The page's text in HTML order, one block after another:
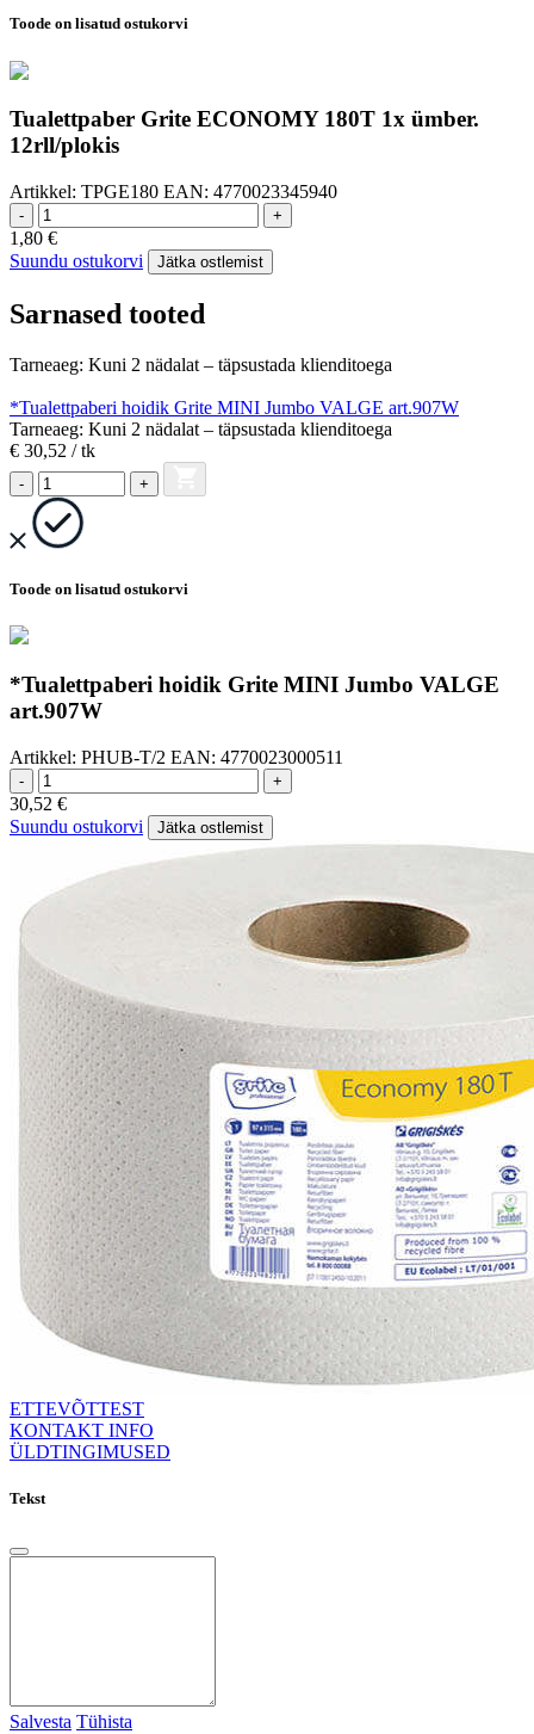
Toode on lisatud ostukorvi
Tualettpaber Grite ECONOMY 180T 1x ümber.
12rll/plokis
Artikkel: TPGE180 EAN: 4770023345940
- +
1,80 €
Suundu ostukorvi
Jätka ostlemist
Sarnased tooted
Tarneaeg: Kuni 2 nädalat – täpsustada klienditoega
*Tualettpaberi hoidik Grite MINI Jumbo VALGE art.907W
Tarneaeg: Kuni 2 nädalat – täpsustada klienditoega
€ 30,52 / tk
- +
Toode on lisatud ostukorvi
*Tualettpaberi hoidik Grite MINI Jumbo VALGE
art.907W
Artikkel: PHUB-T/2 EAN: 4770023000511
- +
30,52 €
Suundu ostukorvi
Jätka ostlemist
ETTEVÕTTEST
KONTAKT INFO
ÜLDTINGIMUSED
Tekst
Salvesta Tühista